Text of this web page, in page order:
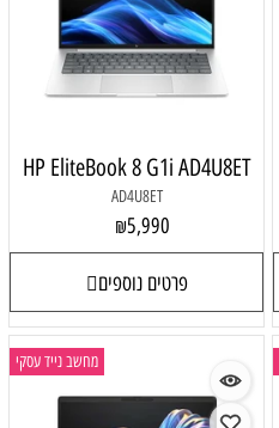
HP EliteBook 8 G1i AD4U8ET
AD4U8ET
₪5,990
פרטים נוספים
מחשב נייד עסקי